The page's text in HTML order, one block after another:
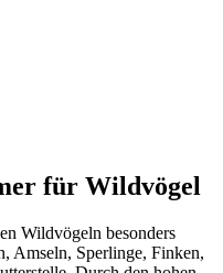
für Wildvögel
Wildvögeln besonders
Amseln, Sperlinge, Finken,